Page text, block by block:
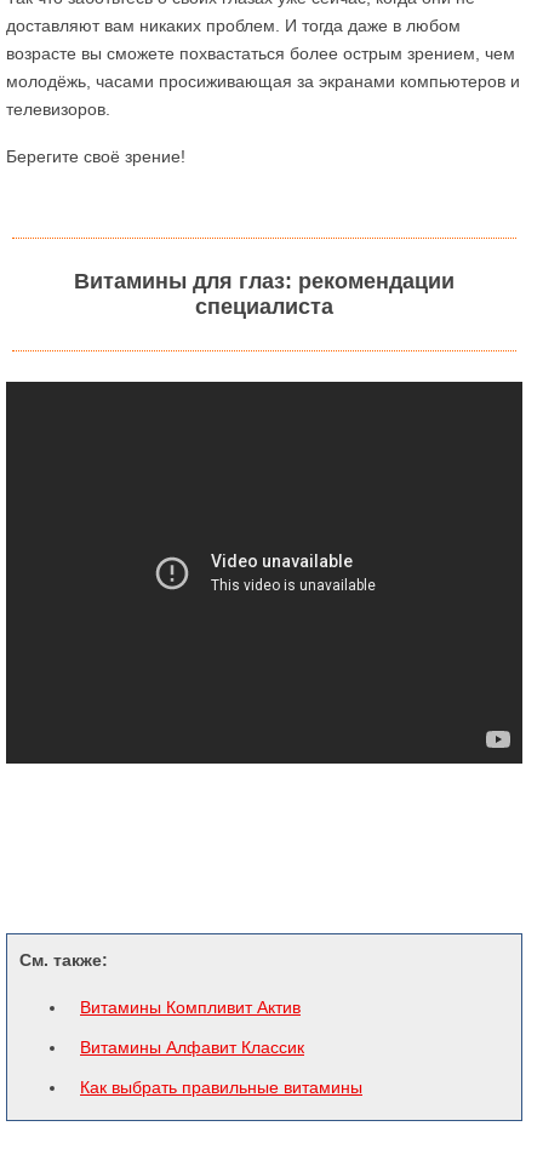
доставляют вам никаких проблем. И тогда даже в любом
возрасте вы сможете похвастаться более острым зрением, чем
молодёжь, часами просиживающая за экранами компьютеров и
телевизоров.
Берегите своё зрение!
Витамины для глаз: рекомендации
специалиста
См. также:
Витамины Компливит Актив
Витамины Алфавит Классик
Как выбрать правильные витамины